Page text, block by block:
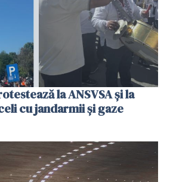
la ANSVSA și la
cu jandarmii și gaze